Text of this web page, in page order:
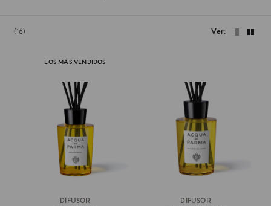
16 Ver
LOS MÁS VENDIDOS
DIFUSOR DIFUSOR